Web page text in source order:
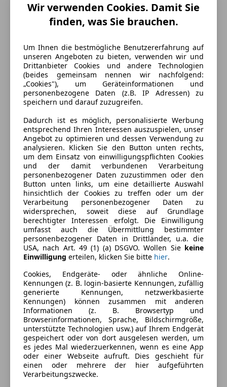
Energieverbrauch
Kraftstoff
Elektro
CO₂-Emissionen
0 g/km (komb.)
Ausstattung
Komfort
Beheizbares Lenkrad
Einparkhilfe
Einparkhilfe Rückfahrkamera
Einparkhilfe selbstlenkendes System
Einparkhilfe Sensoren hinten
Einparkhilfe Sensoren vorne
Elektrische Fensterheber
Elektrische Heckklappe
Elektrische Sitze
Head-up display
Klimaanlage
Klimaautomatik
Lederausstattung
Lederlenkrad
Lordosenstütze
Massagesitze
Multifunktionslenkrad
Navigationssystem
Mehr anzeigen
Farbe und Innenausstattung
Außenfarbe
Schwarz
Farbe laut Hersteller
Schwarz
Lackierung
Metallic
Farbe der
Innenausstattung
Schwarz
Innenausstattung Vollleder
Fahrzeugbeschreibung
Panorama Glasdach, Dab Tuner, KEYLESS-GO, Allrad
4matic, AIRMATIC, Intelligent Light System,
Fahrassistenz-Paket PLUS, Spiegel-Paket,
Memorypaket, Aktiv-Multikontursitz-Paket,
Wir verwenden Cookies. Damit Sie
finden, was Sie brauchen.
Um Ihnen die bestmögliche Benutzererfahrung auf
unseren Angeboten zu bieten, verwenden wir und
Drittanbieter Cookies und andere Technologien
(beides gemeinsam nennen wir nachfolgend:
„Cookies"), um Geräteinformationen und
personenbezogene Daten (z.B. IP Adressen) zu
speichern und darauf zuzugreifen.
Dadurch ist es möglich, personalisierte Werbung
entsprechend Ihren Interessen auszuspielen, unser
Angebot zu optimieren und dessen Verwendung zu
analysieren. Klicken Sie den Button unten rechts,
um dem Einsatz von einwilligungspflichten Cookies
und der damit verbundenen Verarbeitung
personenbezogener Daten zuzustimmen oder den
Button unten links, um eine detaillierte Auswahl
hinsichtlich der Cookies zu treffen oder um der
Verarbeitung personenbezogener Daten zu
widersprechen, soweit diese auf Grundlage
berechtigter Interessen erfolgt. Die Einwilligung
umfasst auch die Übermittlung bestimmter
personenbezogener Daten in Drittländer, u.a. die
USA, nach Art. 49 (1) (a) DSGVO. Wollen Sie keine
Einwilligung erteilen, klicken Sie bitte hier.
Cookies, Endgeräte- oder ähnliche Online-
Kennungen (z. B. login-basierte Kennungen, zufällig
generierte Kennungen, netzwerkbasierte
Kennungen) können zusammen mit anderen
Informationen (z. B. Browsertyp und
Browserinformationen, Sprache, Bildschirmgröße,
unterstützte Technologien usw.) auf Ihrem Endgerät
gespeichert oder von dort ausgelesen werden, um
es jedes Mal wiederzuerkennen, wenn es eine App
oder einer Webseite aufruft. Dies geschieht für
einen oder mehrere der hier aufgeführten
Verarbeitungszwecke.